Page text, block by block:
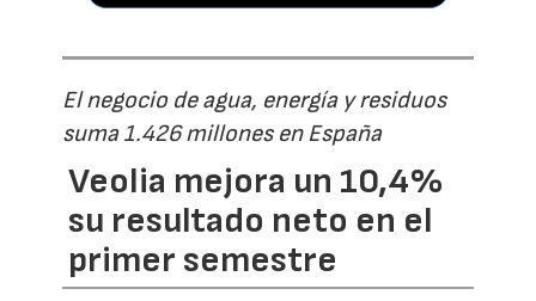
El negocio de agua, energía y residuos
suma 1.426 millones en España
Veolia mejora un 10,4%
su resultado neto en el
primer semestre